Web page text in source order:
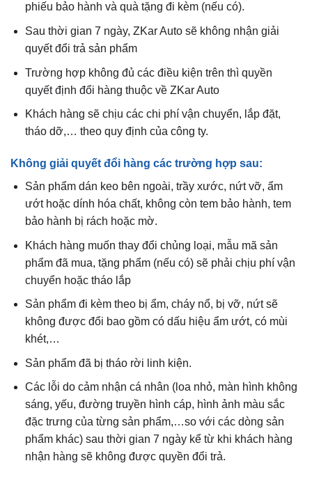
phiếu bảo hành và quà tặng đi kèm (nếu có).
Sau thời gian 7 ngày, ZKar Auto sẽ không nhận giải
quyết đổi trả sản phẩm
Trường hợp không đủ các điều kiện trên thì quyền
quyết định đổi hàng thuộc về ZKar Auto
Khách hàng sẽ chịu các chi phí vận chuyển, lắp đặt,
tháo dỡ,… theo quy định của công ty.
Không giải quyết đổi hàng các trường hợp sau:
Sản phẩm dán keo bên ngoài, trầy xước, nứt vỡ, ẩm
ướt hoặc dính hóa chất, không còn tem bảo hành, tem
bảo hành bị rách hoặc mờ.
Khách hàng muốn thay đổi chủng loại, mẫu mã sản
phẩm đã mua, tặng phẩm (nếu có) sẽ phải chịu phí vận
chuyển hoặc tháo lắp
Sản phẩm đi kèm theo bị ẩm, cháy nổ, bị vỡ, nứt sẽ
không được đổi bao gồm có dấu hiệu ẩm ướt, có mùi
khét,…
Sản phẩm đã bị tháo rời linh kiện.
Các lỗi do cảm nhận cá nhân (loa nhỏ, màn hình không
sáng, yếu, đường truyền hình cáp, hình ảnh màu sắc
đặc trưng của từng sản phẩm,…so với các dòng sản
phẩm khác) sau thời gian 7 ngày kể từ khi khách hàng
nhận hàng sẽ không được quyền đổi trả.